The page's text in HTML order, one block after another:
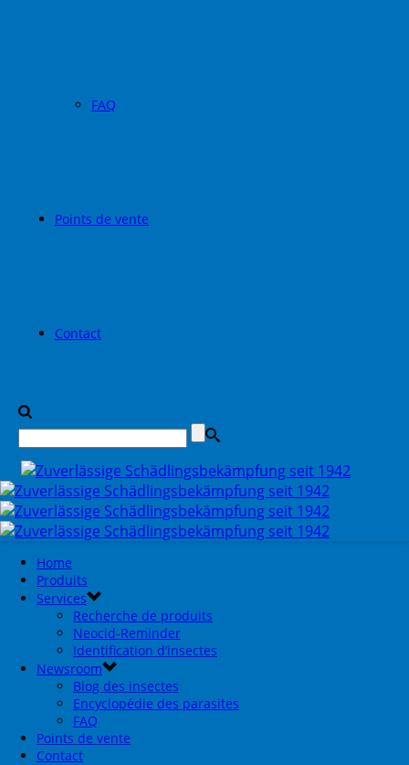
FAQ
Points de vente
Contact
Home
Produits
Services
Recherche de produits
Neocid-Reminder
Identification d’insectes
Newsroom
Blog des insectes
Encyclopédie des parasites
FAQ
Points de vente
Contact